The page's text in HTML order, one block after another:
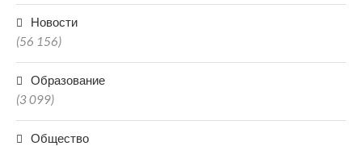
Новости
(56 156)
Образование
(3 099)
Общество